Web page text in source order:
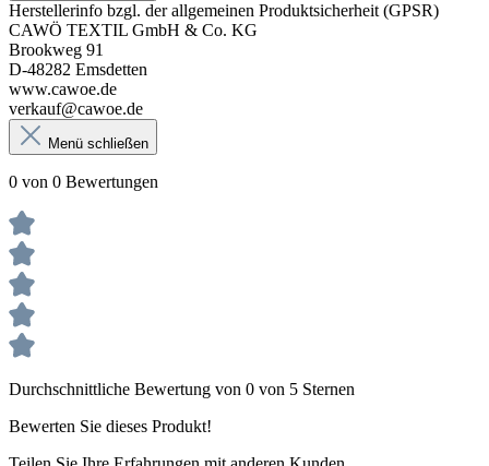
Herstellerinfo bzgl. der allgemeinen Produktsicherheit (GPSR)
CAWÖ TEXTIL GmbH & Co. KG
Brookweg 91
D-48282 Emsdetten
www.cawoe.de
verkauf@cawoe.de
Menü schließen
0 von 0 Bewertungen
Durchschnittliche Bewertung von 0 von 5 Sternen
Bewerten Sie dieses Produkt!